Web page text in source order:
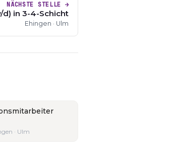
NÄCHSTE STELLE →
d) in 3-4-Schicht
Ehingen · Ulm
· Ulm